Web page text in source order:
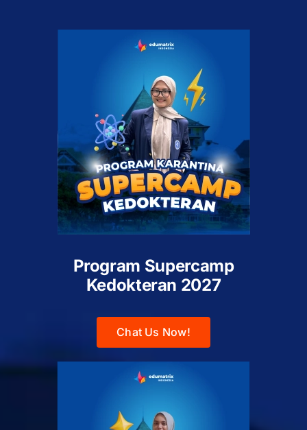
Program Supercamp
Kedokteran 2027
Chat Us Now!